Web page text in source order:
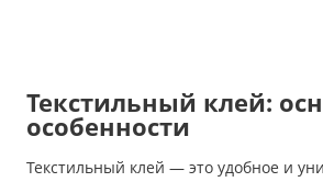
Текстильный клей:
особенности
Текстильный клей — это удобное и